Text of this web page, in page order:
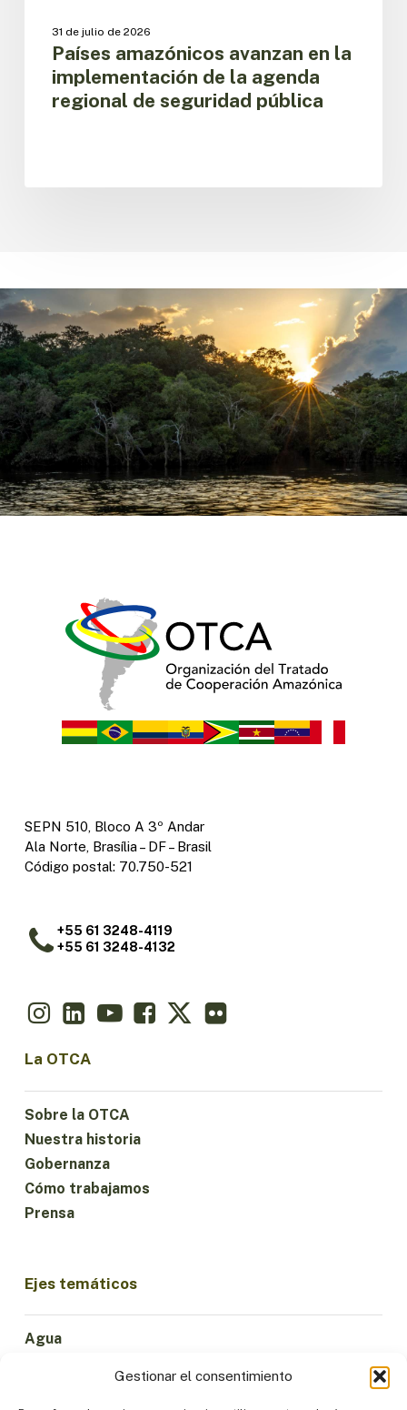
Gestionar el consentimiento
31 de julio de 2026
Países amazónicos avanzan en la
implementación de la agenda
regional de seguridad pública
SEPN 510, Bloco A 3º Andar
Ala Norte, Brasília – DF – Brasil
Código postal: 70.750-521
+55 61 3248-4119
+55 61 3248-4132
La OTCA
Sobre la OTCA
Nuestra historia
Gobernanza
Cómo trabajamos
Prensa
Ejes temáticos
Agua